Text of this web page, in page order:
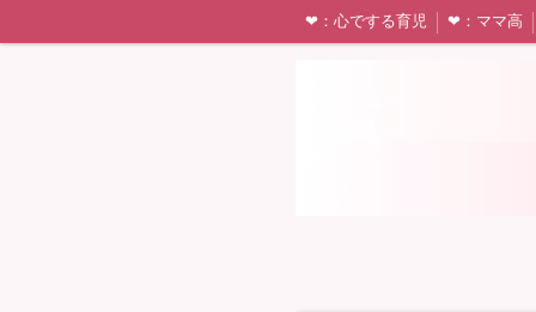
❤︎：心でする育児 ❤︎：ママ高